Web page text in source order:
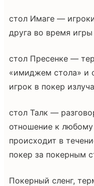
стол Имаге —
друга во время игры
стол Пресенке —
«имиджем стола» и
игрок в покер
стол Талк —
отношение к
происходит в
покер за покерным
Покерный сленг,